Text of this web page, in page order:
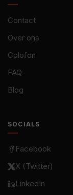
Contact
Over ons
Colofon
FAQ
Blog
SOCIALS
Facebook
X (Twitter)
LinkedIn